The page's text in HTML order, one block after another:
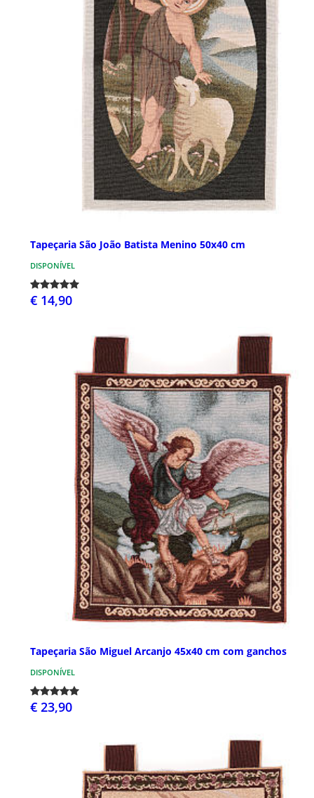
Tapeçaria São João Batista Menino 50x40 cm
DISPONÍVEL
€ 14,90
Tapeçaria São Miguel Arcanjo 45x40 cm com ganchos
DISPONÍVEL
€ 23,90